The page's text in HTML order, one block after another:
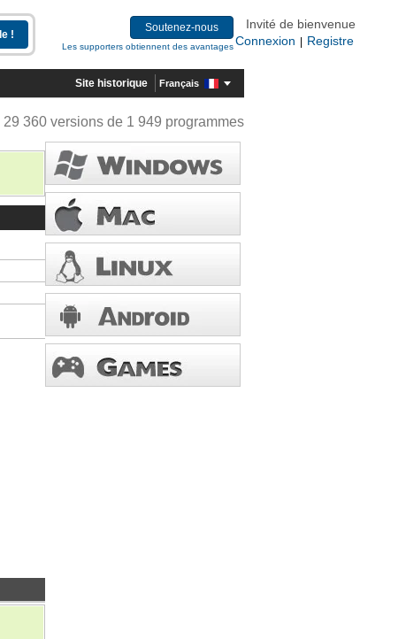
Soutenez-nous
Les supporters obtiennent des avantages
Invité de bienvenue
Connexion
Registre
Site historique Français
29 360 versions de 1 949 programmes